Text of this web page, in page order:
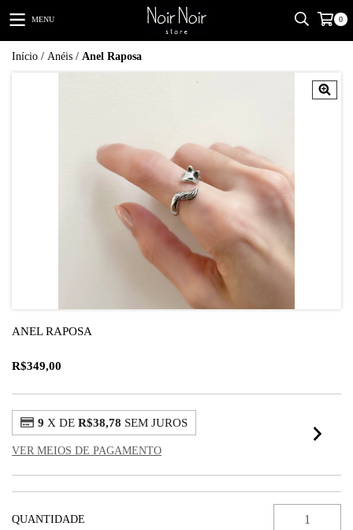
MENU 0
Início / Anéis / Anel Raposa
ANEL RAPOSA
R$349,00
9 X DE R$38,78 SEM JUROS
VER MEIOS DE PAGAMENTO
QUANTIDADE